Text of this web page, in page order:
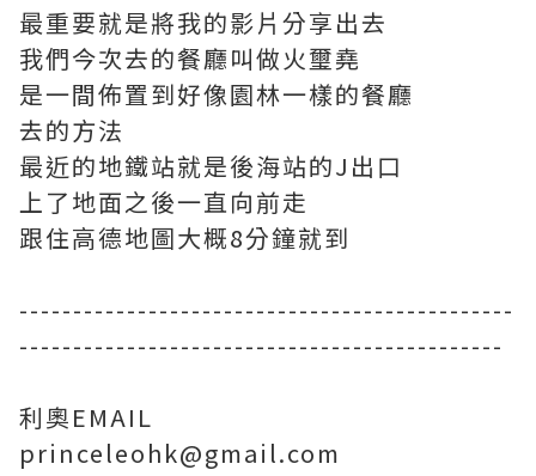
最重要就是將我的影片分享出去
我們今次去的餐廳叫做火璽堯
是一間佈置到好像園林一樣的餐廳
去的方法
最近的地鐵站就是後海站的J出口
上了地面之後一直向前走
跟住高德地圖大概8分鐘就到
----------------------------------------------
---------------------------------------------
利奧EMAIL
princeleohk@gmail.com